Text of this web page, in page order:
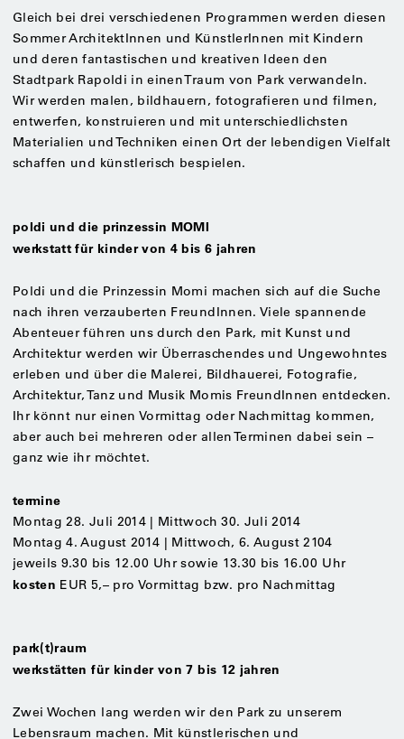
Gleich bei drei verschiedenen Programmen werden diesen
Sommer ArchitektInnen und KünstlerInnen mit Kindern
und deren fantastischen und kreativen Ideen den
Stadtpark Rapoldi in einen Traum von Park verwandeln.
Wir werden malen, bildhauern, fotografieren und filmen,
entwerfen, konstruieren und mit unterschiedlichsten
Materialien und Techniken einen Ort der lebendigen Vielfalt
schaffen und künstlerisch bespielen.
poldi und die prinzessin MOMI
werkstatt für kinder von 4 bis 6 jahren
Poldi und die Prinzessin Momi machen sich auf die Suche
nach ihren verzauberten FreundInnen. Viele spannende
Abenteuer führen uns durch den Park, mit Kunst und
Architektur werden wir Überraschendes und Ungewohntes
erleben und über die Malerei, Bildhauerei, Fotografie,
Architektur, Tanz und Musik Momis FreundInnen entdecken.
Ihr könnt nur einen Vormittag oder Nachmittag kommen,
aber auch bei mehreren oder allen Terminen dabei sein –
ganz wie ihr möchtet.
termine
Montag 28. Juli 2014 | Mittwoch 30. Juli 2014
Montag 4. August 2014 | Mittwoch, 6. August 2104
jeweils 9.30 bis 12.00 Uhr sowie 13.30 bis 16.00 Uhr
kosten EUR 5,– pro Vormittag bzw. pro Nachmittag
park(t)raum
werkstätten für kinder von 7 bis 12 jahren
Zwei Wochen lang werden wir den Park zu unserem
Lebensraum machen. Mit künstlerischen und